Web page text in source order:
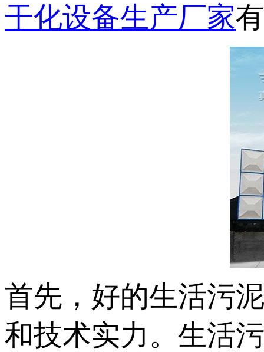
干化设备生产厂家
首先，好的生活污
和技术实力。生活